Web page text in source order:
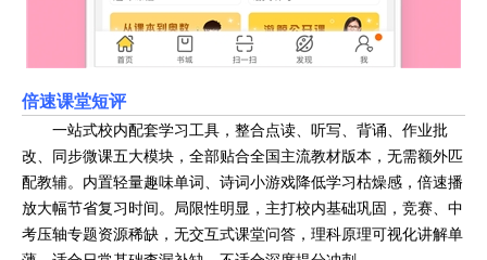
倍速课堂短评
一站式校内配套学习工具，整合点读、听写、背诵、作业批
改、同步微课五大模块，全部贴合全国主流教材版本，无需额外匹
配教辅。内置轻量趣味单词、诗词小游戏降低学习枯燥感，倍速播
放大幅节省复习时间。局限性明显，主打校内基础巩固，竞赛、中
考压轴专题资源稀缺，无交互式课堂问答，理科原理可视化讲解单